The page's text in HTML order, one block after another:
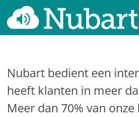
Nubart bedient een
heeft klanten in meer
Meer dan 70% van